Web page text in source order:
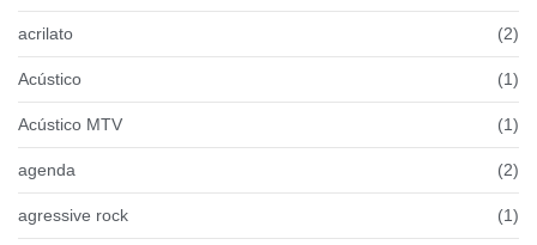
acrilato (2)
Acústico (1)
Acústico MTV (1)
agenda (2)
agressive rock (1)